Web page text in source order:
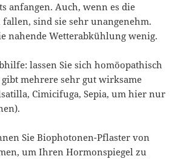
anfangen. Auch, wenn es die
sind sie sehr unangenehm.
nahende Wetterabkühlung wenig.
lassen Sie sich homöopathisch
gibt mehrere sehr gut wirksame
Cimicifuga, Sepia, um hier nur
Sie Biophotonen-Pflaster von
um Ihren Hormonspiegel zu